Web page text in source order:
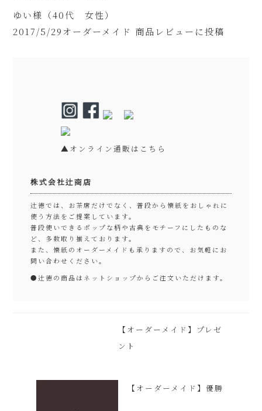
ゆい様（40代 女性）
2017/5/29オーダーメイド 商品レビューに投稿
▲オンライン通販はこちら
株式会社辻商店
辻徳では、お茶席だけでなく、普段から懐紙をおしゃれに
使う方法をご提案しています。
普段使いできるポップな柄や古典をモチーフにしたものな
ど、多数取り揃えております。
また、懐紙のオーダーメイドも承りますので、お気軽にお
問い合わせください。
●辻徳の商品はネットショップからご注文いただけます。
【オーダーメイド】プレゼ
ント
【オーダーメイド】優勝